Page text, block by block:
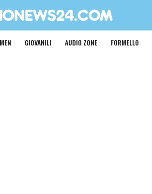
GIOVANILI AUDIO ZONE FORMELLO